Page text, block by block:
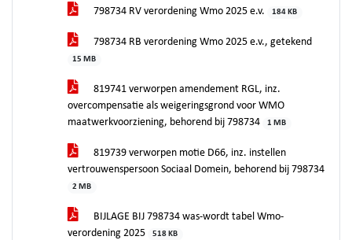
798734 RV verordening Wmo 2025 e.v.
184 KB
798734 RB verordening Wmo 2025 e.v., getekend
15 MB
819741 verworpen amendement RGL, inz.
overcompensatie als weigeringsgrond voor WMO
maatwerkvoorziening, behorend bij 798734
1 MB
819739 verworpen motie D66, inz. instellen
vertrouwenspersoon Sociaal Domein, behorend bij 798734
2 MB
BIJLAGE BIJ 798734 was-wordt tabel Wmo-
verordening 2025
518 KB